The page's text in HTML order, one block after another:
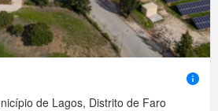
de Lagos, Distrito de Faro